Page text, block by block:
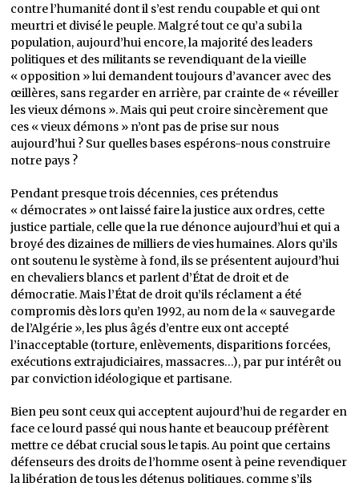
contre l’humanité dont il s’est rendu coupable et qui ont
meurtri et divisé le peuple. Malgré tout ce qu’a subi la
population, aujourd’hui encore, la majorité des leaders
politiques et des militants se revendiquant de la vieille
« opposition » lui demandent toujours d’avancer avec des
œillères, sans regarder en arrière, par crainte de « réveiller
les vieux démons ». Mais qui peut croire sincèrement que
ces « vieux démons » n’ont pas de prise sur nous
aujourd’hui ? Sur quelles bases espérons-nous construire
notre pays ?
Pendant presque trois décennies, ces prétendus
« démocrates » ont laissé faire la justice aux ordres, cette
justice partiale, celle que la rue dénonce aujourd’hui et qui a
broyé des dizaines de milliers de vies humaines. Alors qu’ils
ont soutenu le système à fond, ils se présentent aujourd’hui
en chevaliers blancs et parlent d’État de droit et de
démocratie. Mais l’État de droit qu’ils réclament a été
compromis dès lors qu’en 1992, au nom de la « sauvegarde
de l’Algérie », les plus âgés d’entre eux ont accepté
l’inacceptable (torture, enlèvements, disparitions forcées,
exécutions extrajudiciaires, massacres…), par pur intérêt ou
par conviction idéologique et partisane.
Bien peu sont ceux qui acceptent aujourd’hui de regarder en
face ce lourd passé qui nous hante et beaucoup préfèrent
mettre ce débat crucial sous le tapis. Au point que certains
défenseurs des droits de l’homme osent à peine revendiquer
la libération de tous les détenus politiques, comme s’ils